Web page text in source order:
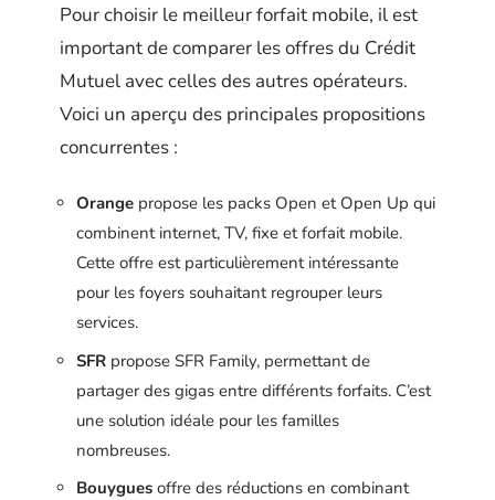
Pour choisir le meilleur forfait mobile, il est
important de comparer les offres du Crédit
Mutuel avec celles des autres opérateurs.
Voici un aperçu des principales propositions
concurrentes :
Orange propose les packs Open et Open Up qui
combinent internet, TV, fixe et forfait mobile.
Cette offre est particulièrement intéressante
pour les foyers souhaitant regrouper leurs
services.
SFR propose SFR Family, permettant de
partager des gigas entre différents forfaits. C’est
une solution idéale pour les familles
nombreuses.
Bouygues offre des réductions en combinant